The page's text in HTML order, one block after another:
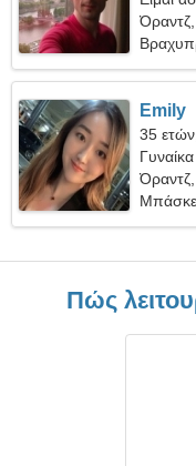
γυναίκα
Emily
35
Πώς